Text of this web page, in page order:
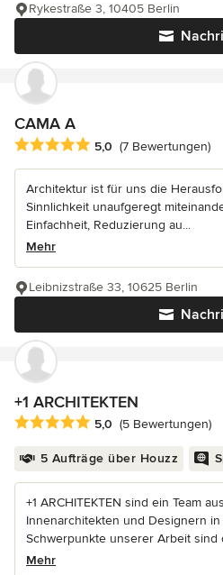
Rykestraße 3, 10405 Berlin
CAMA A
Durchschnittliche Bewertung: 5
5,0 (7 Bewertungen)
Architektur ist für uns die
Sinnlichkeit unaufgeregt
Einfachheit, Reduzierung au...
Mehr
Leibnizstraße 33, 10625 Berlin
+1 ARCHITEKTEN
Durchschnittliche Bewertung: 5
5,0 (5 Bewertungen)
5 Aufträge über Houzz
+1 ARCHITEKTEN sind ein Team
Innenarchitekten und Designern
Schwerpunkte unserer Arbeit sind
Mehr